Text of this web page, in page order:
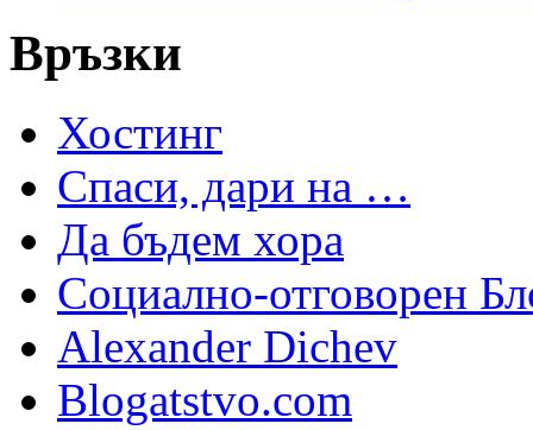
Връзки
Хостинг
Спаси, дари на …
Да бъдем хора
Социално-отговорен
Alexander Dichev
Blogatstvo.com